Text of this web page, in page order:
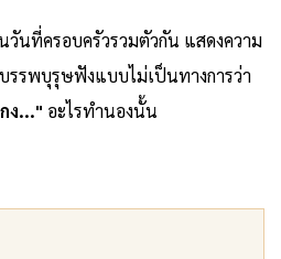
วันที่ครอบครัวรวมตัวกัน แสดงความ
รรพบุรุษฟังแบบไม่เป็นทางการว่า
ง..." อะไรทำนองนั้น